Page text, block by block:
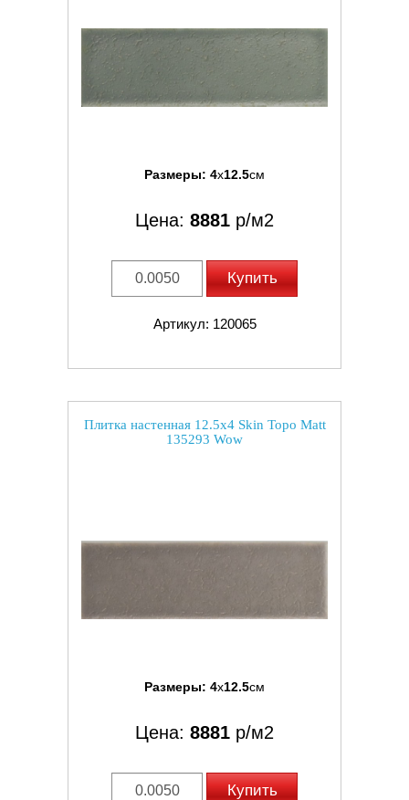
Размеры: 4x12.5см
Цена: 8881 р/м2
Купить
Артикул: 120065
Плитка настенная 12.5x4 Skin Topo Matt
135293 Wow
Размеры: 4x12.5см
Цена: 8881 р/м2
Купить